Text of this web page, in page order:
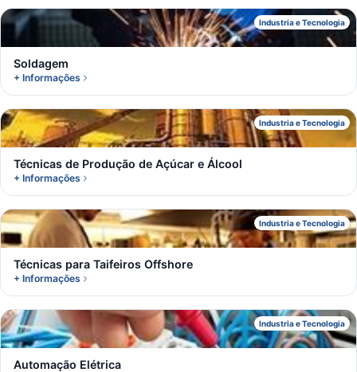
Industria e Tecnologia
S
Soldagem
+ Informações
Industria e Tecnologia
T
Técnicas de Produção de Açúcar e Álcool
+ Informações
Industria e Tecnologia
T
Técnicas para Taifeiros Offshore
+ Informações
Industria e Tecnologia
A
Automação Elétrica